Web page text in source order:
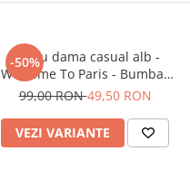
-50%
Tricou dama casual alb -
Welcome To Paris - Bumbac
Organic
99,00 RON49,50 RON
VEZI VARIANTE